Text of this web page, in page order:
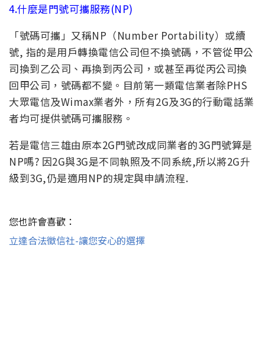
4.什麼是門號可攜服務(NP)
「號碼可攜」又稱NP（Number Portability）或續
號, 指的是用戶轉換電信公司但不換號碼，不管從甲公
司換到乙公司、再換到丙公司，或甚至再從丙公司換
回甲公司，號碼都不變。目前第一類電信業者除PHS
大眾電信及Wimax業者外，所有2G及3G的行動電話業
者均可提供號碼可攜服務。
若是電信三雄由原本2G門號改成同業者的3G門號算是
NP嗎? 因2G與3G是不同執照及不同系統,所以將2G升
級到3G,仍是適用NP的規定與申請流程.
您也許會喜歡：
立達合法徵信社-讓您安心的選擇